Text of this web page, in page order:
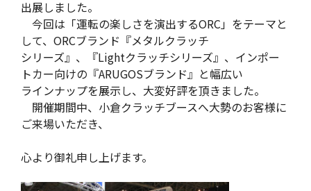
出展しました。
今回は「運転の楽しさを演出するORC」をテーマと
して、ORCブランド『メタルクラッチ
シリーズ』、『Lightクラッチシリーズ』、インポー
トカー向けの『ARUGOSブランド』と幅広い
ラインナップを展示し、大変好評を頂きました。
開催期間中、小倉クラッチブースへ大勢のお客様に
ご来場いただき、
心より御礼申し上げます。